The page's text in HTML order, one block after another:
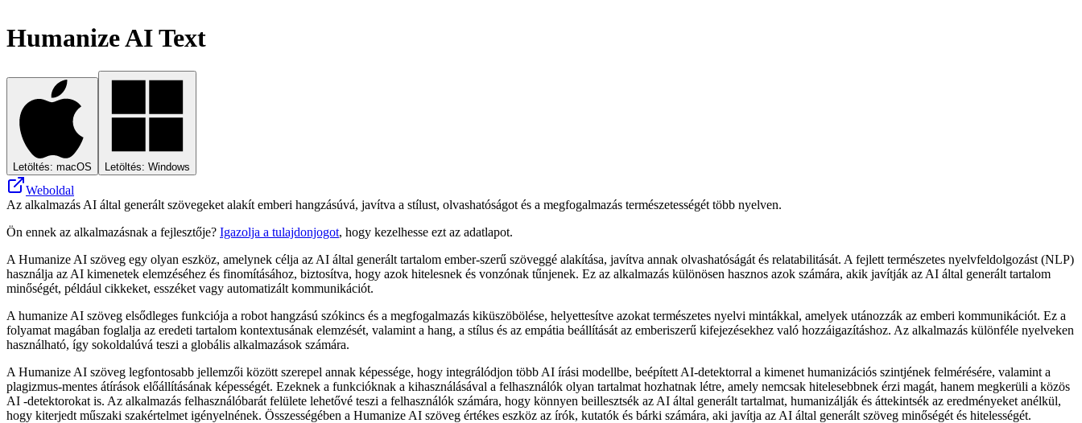
Humanize AI Text
Letöltés: macOS Letöltés: Windows
Weboldal
Az alkalmazás AI által generált szövegeket alakít emberi hangzásúvá, javítva a stílust, olvashatóságot és a megfogalmazás természetességét több nyelven.
Ön ennek az alkalmazásnak a fejlesztője? Igazolja a tulajdonjogot, hogy kezelhesse ezt az adatlapot.
A Humanize AI szöveg egy olyan eszköz, amelynek célja az AI által generált tartalom ember-szerű szöveggé alakítása, javítva annak olvashatóságát és relatabilitását. A fejlett természetes nyelvfeldolgozást (NLP)
használja az AI kimenetek elemzéséhez és finomításához, biztosítva, hogy azok hitelesnek és vonzónak tűnjenek. Ez az alkalmazás különösen hasznos azok számára, akik javítják az AI által generált tartalom
minőségét, például cikkeket, esszéket vagy automatizált kommunikációt.
A humanize AI szöveg elsődleges funkciója a robot hangzású szókincs és a megfogalmazás kiküszöbölése, helyettesítve azokat természetes nyelvi mintákkal, amelyek utánozzák az emberi kommunikációt. Ez a
folyamat magában foglalja az eredeti tartalom kontextusának elemzését, valamint a hang, a stílus és az empátia beállítását az emberiszerű kifejezésekhez való hozzáigazításhoz. Az alkalmazás különféle nyelveken
használható, így sokoldalúvá teszi a globális alkalmazások számára.
A Humanize AI szöveg legfontosabb jellemzői között szerepel annak képessége, hogy integrálódjon több AI írási modellbe, beépített AI-detektorral a kimenet humanizációs szintjének felmérésére, valamint a
plagizmus-mentes átírások előállításának képességét. Ezeknek a funkcióknak a kihasználásával a felhasználók olyan tartalmat hozhatnak létre, amely nemcsak hitelesebbnek érzi magát, hanem megkerüli a közös
AI -detektorokat is. Az alkalmazás felhasználóbarát felülete lehetővé teszi a felhasználók számára, hogy könnyen beillesztsék az AI által generált tartalmat, humanizálják és áttekintsék az eredményeket anélkül,
hogy kiterjedt műszaki szakértelmet igényelnének. Összességében a Humanize AI szöveg értékes eszköz az írók, kutatók és bárki számára, aki javítja az AI által generált szöveg minőségét és hitelességét.